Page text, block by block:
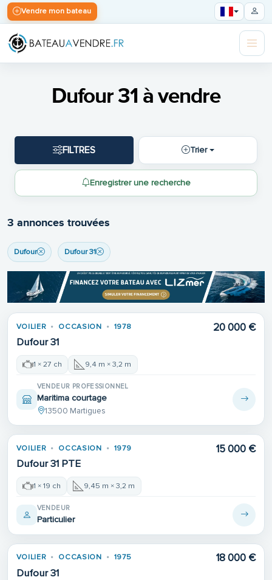
Vendre mon bateau
Dufour 31 à vendre
FILTRES Trier
Enregistrer une recherche
3 annonces trouvées
Dufour Dufour 31
VOILIER OCCASION 1978
Dufour 31
20 000 €
1 × 27 ch 9,4 m × 3,2 m
VENDEUR PROFESSIONNEL
Maritima courtage
13500 Martigues
VOILIER OCCASION 1979
Dufour 31 PTE
15 000 €
1 × 19 ch 9,45 m × 3,2 m
VENDEUR
Particulier
VOILIER OCCASION 1975
Dufour 31
18 000 €